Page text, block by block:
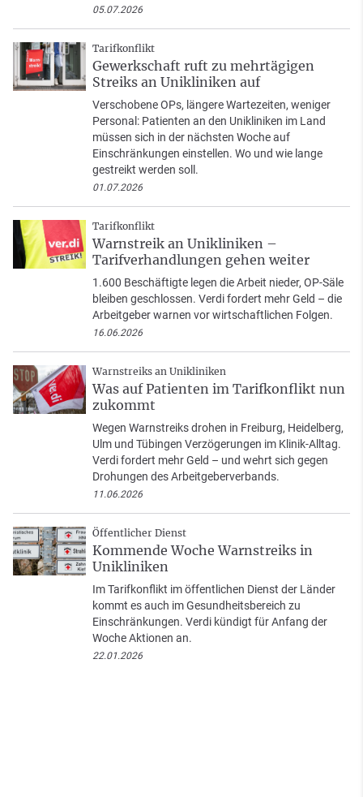
05.07.2026
Tarifkonflikt
Gewerkschaft ruft zu mehrtägigen
Streiks an Unikliniken auf
Verschobene OPs, längere Wartezeiten, weniger
Personal: Patienten an den Unikliniken im Land
müssen sich in der nächsten Woche auf
Einschränkungen einstellen. Wo und wie lange
gestreikt werden soll.
01.07.2026
Tarifkonflikt
Warnstreik an Unikliniken –
Tarifverhandlungen gehen weiter
1.600 Beschäftigte legen die Arbeit nieder, OP-Säle
bleiben geschlossen. Verdi fordert mehr Geld – die
Arbeitgeber warnen vor wirtschaftlichen Folgen.
16.06.2026
Warnstreiks an Unikliniken
Was auf Patienten im Tarifkonflikt nun
zukommt
Wegen Warnstreiks drohen in Freiburg, Heidelberg,
Ulm und Tübingen Verzögerungen im Klinik-Alltag.
Verdi fordert mehr Geld – und wehrt sich gegen
Drohungen des Arbeitgeberverbands.
11.06.2026
Öffentlicher Dienst
Kommende Woche Warnstreiks in
Unikliniken
Im Tarifkonflikt im öffentlichen Dienst der Länder
kommt es auch im Gesundheitsbereich zu
Einschränkungen. Verdi kündigt für Anfang der
Woche Aktionen an.
22.01.2026